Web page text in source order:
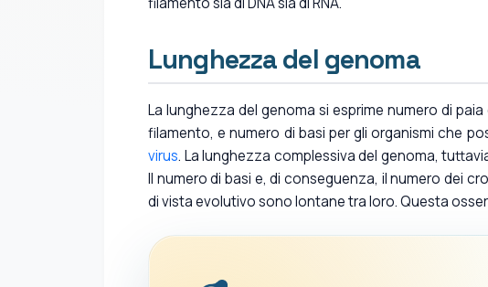
Lunghezza del genoma
La lunghezza del genoma si esprime numero di
filamento, e numero di basi per gli organismi che
virus. La lunghezza complessiva del genoma,
Il numero di basi e, di conseguenza, il numero dei
di vista evolutivo sono lontane tra loro. Questa